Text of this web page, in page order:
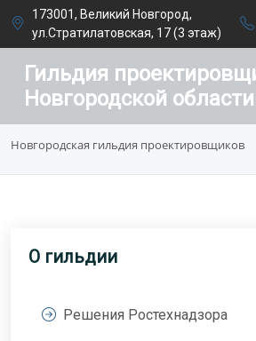
173001, Великий Новгород,
ул.Стратилатовская, 17 (3 этаж)
Гильдия
Новгородской области
Новгородская гильдия проектировщиков
О гильдии
Решения Ростехнадзора